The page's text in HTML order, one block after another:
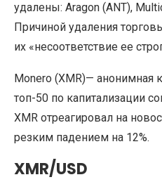
удалены: Aragon (ANT),
Причиной удаления
их «несоответствие ее
Monero (XMR)— анонимная
топ-50 по капитализации
XMR отреагировал на
резким падением на 12%.
XMR/USD